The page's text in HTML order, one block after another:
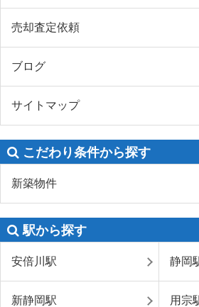
売却査定依頼
ブログ
サイトマップ
こだわり条件から探す
新築物件
駅から探す
安倍川駅 静岡
新静岡駅 用宗